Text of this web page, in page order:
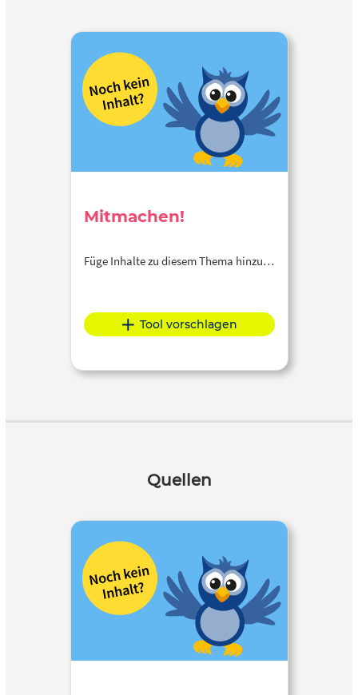
Mitmachen!
Füge Inhalte zu diesem Thema hinzu…
Tool vorschlagen
Quellen